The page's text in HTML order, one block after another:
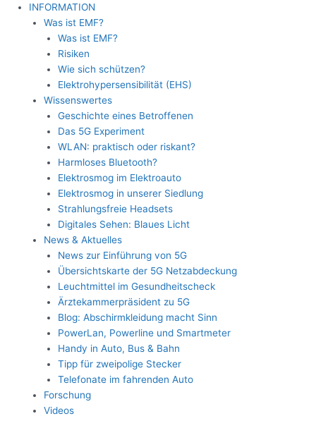
INFORMATION
Was ist EMF?
Was ist EMF?
Risiken
Wie sich schützen?
Elektrohypersensibilität (EHS)
Wissenswertes
Geschichte eines Betroffenen
Das 5G Experiment
WLAN: praktisch oder riskant?
Harmloses Bluetooth?
Elektrosmog im Elektroauto
Elektrosmog in unserer Siedlung
Strahlungsfreie Headsets
Digitales Sehen: Blaues Licht
News & Aktuelles
News zur Einführung von 5G
Übersichtskarte der 5G Netzabdeckung
Leuchtmittel im Gesundheitscheck
Ärztekammerpräsident zu 5G
Blog: Abschirmkleidung macht Sinn
PowerLan, Powerline und Smartmeter
Handy in Auto, Bus & Bahn
Tipp für zweipolige Stecker
Telefonate im fahrenden Auto
Forschung
Videos